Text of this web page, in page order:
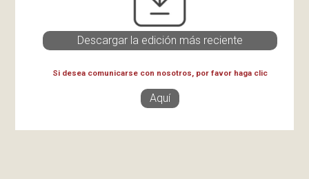
Descargar la edición más reciente
Si desea comunicarse con nosotros, por favor haga clic
Aquí